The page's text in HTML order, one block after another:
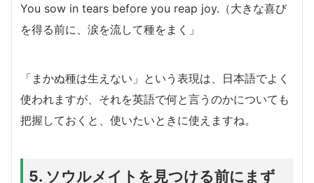
You sow in tears before you reap joy.（大きな喜び
を得る前に、涙を流して種をまく」
「まかぬ種は生えない」という表現は、日本語でよく
使われますが、それを英語で何と言うのかについても
把握しておくと、使いたいときに使えますね。
5. ソウルメイトを見つける前にまず